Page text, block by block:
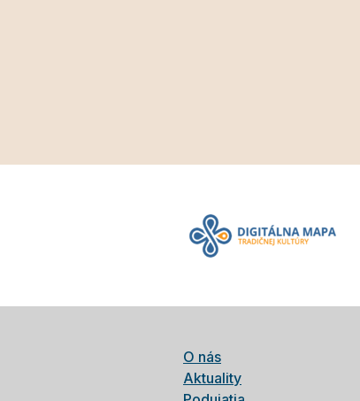
O nás
Aktuality